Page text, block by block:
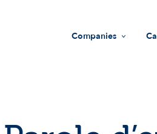
Companies